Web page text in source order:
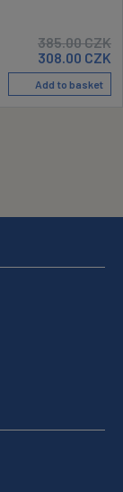
385.00CZK
308.00 CZK
Add to basket